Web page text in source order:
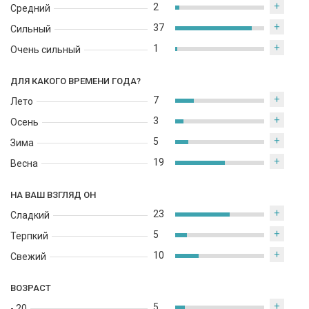
Средний
Сильный
Очень сильный
2 +
37 +
1 +
ДЛЯ КАКОГО ВРЕМЕНИ ГОДА?
Лето
Осень
Зима
Весна
7 +
3 +
5 +
19 +
НА ВАШ ВЗГЛЯД ОН
Сладкий
Терпкий
Свежий
23 +
5 +
10 +
ВОЗРАСТ
+